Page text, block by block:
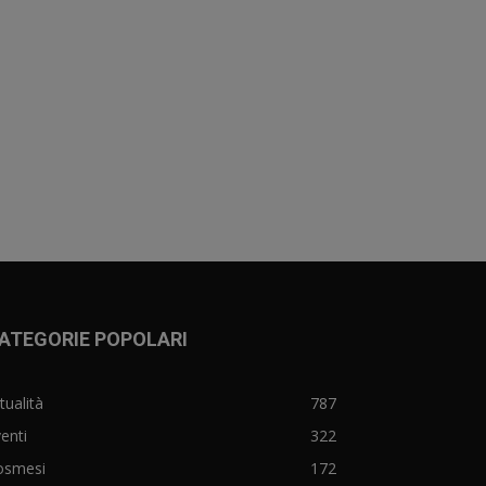
POPOLARI
787
322
172